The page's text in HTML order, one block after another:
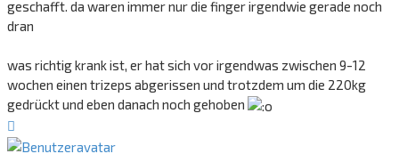
geschafft. da waren immer nur die finger irgendwie gerade noch
dran
was richtig krank ist, er hat sich vor irgendwas zwischen 9-12
wochen einen trizeps abgerissen und trotzdem um die 220kg
gedrückt und eben danach noch gehoben
oben